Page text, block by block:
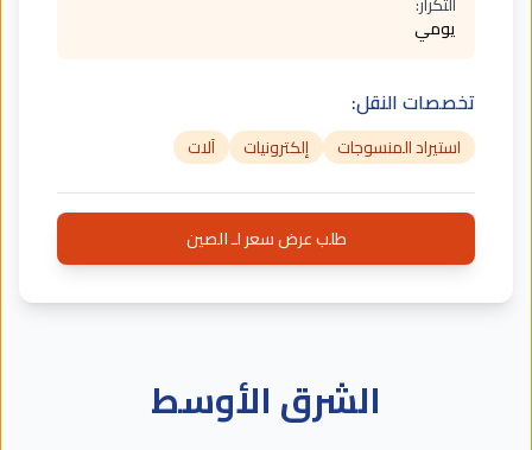
يومي
تخصصات النقل:
استيراد المنسوجات إلكترونيات آلات
طلب عرض سعر لـ الصين
الشرق الأوسط